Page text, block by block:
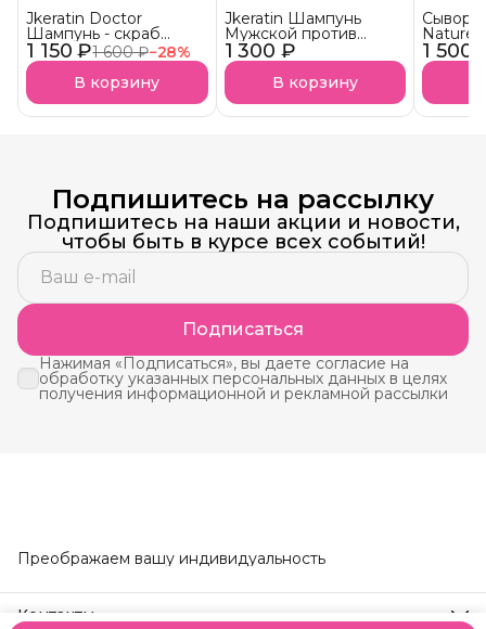
1 150 ₽1 600 ₽−28%
Jkeratin Doctor
Шампунь - скраб
Doctor СКОРО В
НАЛИЧИИ!
В корзину
1 300 ₽
Jkeratin Шампунь
Мужской против
выпадения волос
JMan СКОРО В
НАЛИЧИИ!В корзину
1 500
Nature
волос
Подпишитесь на рассылку
Подпишитесь на наши акции и новости,
чтобы быть в курсе всех событий!
Подписаться
Нажимая «Подписаться», вы даете согласие на
обработку указанных персональных данных в целях
получения информационной и рекламной рассылки
Преображаем вашу индивидуальность
Контакты